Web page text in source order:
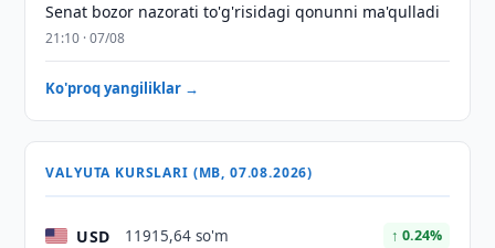
Senat bozor nazorati to'g'risidagi qonunni ma'qulladi
21:10 · 07/08
Ko'proq yangiliklar →
VALYUTA KURSLARI (MB, 07.08.2026)
USD 11915,64 so'm ↑ 0.24%